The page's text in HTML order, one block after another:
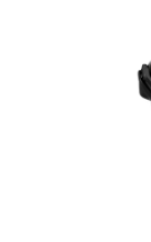
ZACHRAŇTE
Podmínky